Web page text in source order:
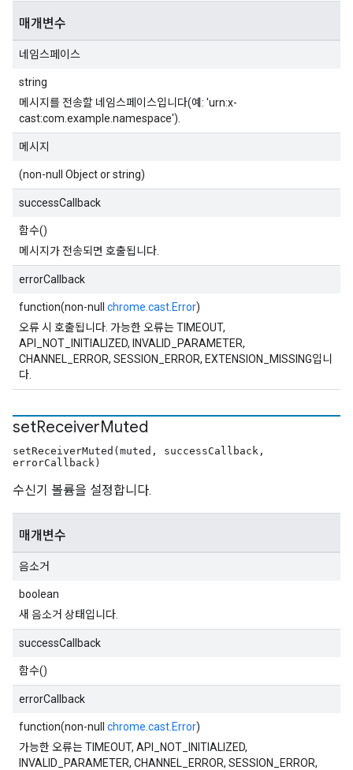
매개변수
네임스페이스
string
메시지를 전송할 네임스페이스입니다(예: 'urn:x-
cast:com.example.namespace').
메시지
(non-null Object or string)
successCallback
함수()
메시지가 전송되면 호출됩니다.
errorCallback
function(non-null chrome.cast.Error)
오류 시 호출됩니다. 가능한 오류는 TIMEOUT,
API_NOT_INITIALIZED, INVALID_PARAMETER,
CHANNEL_ERROR, SESSION_ERROR, EXTENSION_MISSING입니
다.
setReceiverMuted
setReceiverMuted(muted, successCallback,
errorCallback)
수신기 볼륨을 설정합니다.
매개변수
음소거
boolean
새 음소거 상태입니다.
successCallback
함수()
errorCallback
function(non-null chrome.cast.Error)
가능한 오류는 TIMEOUT, API_NOT_INITIALIZED,
INVALID_PARAMETER, CHANNEL_ERROR, SESSION_ERROR,